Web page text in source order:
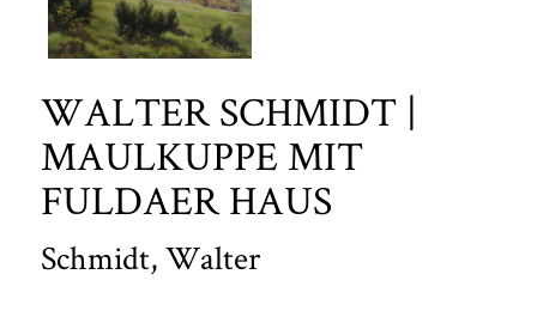
WALTER SCHMIDT |
MAULKUPPE MIT
FULDAER HAUS
Schmidt, Walter